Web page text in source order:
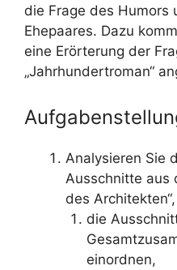
die Frage des Humors
Ehepaares. Dazu
eine Erörterung der
„Jahrhundertroman“
Analysieren Sie
Ausschnitte aus
des
die
einordnen,